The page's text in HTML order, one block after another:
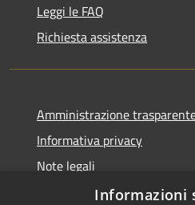
Leggi le FAQ
Richiesta assistenza
Amministrazione
Informativa privacy
Note legali
Dichiarazione di accessibilità
Informazioni